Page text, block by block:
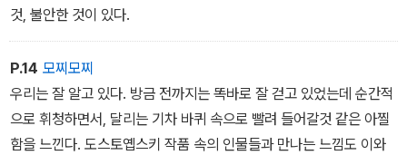
것, 불안한 것이 있다.
P.14 모찌모찌
우리는 잘 알고 있다. 방금 전까지는 똑바로 잘 걷고 있었는데 순간적
으로 휘청하면서, 달리는 기차 바퀴 속으로 빨려 들어갈것 같은 아찔
함을 느낀다. 도스토옙스키 작품 속의 인물들과 만나는 느낌도 이와